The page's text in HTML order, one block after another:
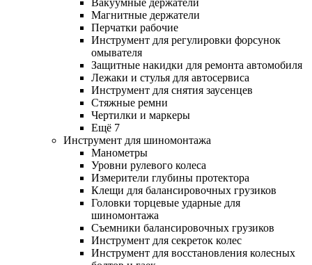
Вакуумные держатели
Магнитные держатели
Перчатки рабочие
Инструмент для регулировки форсунок
омывателя
Защитные накидки для ремонта автомобиля
Лежаки и стулья для автосервиса
Инструмент для снятия заусенцев
Стяжные ремни
Чертилки и маркеры
Ещё 7
Инструмент для шиномонтажа
Манометры
Уровни рулевого колеса
Измерители глубины протектора
Клещи для балансировочных грузиков
Головки торцевые ударные для
шиномонтажа
Съемники балансировочных грузиков
Инструмент для секреток колес
Инструмент для восстановления колесных